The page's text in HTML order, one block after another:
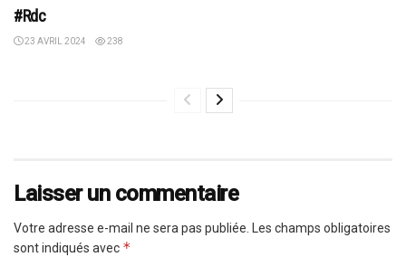
#Rdc
23 AVRIL 2024 238
Laisser un commentaire
Votre adresse e-mail ne sera pas publiée. Les champs obligatoires
sont indiqués avec *